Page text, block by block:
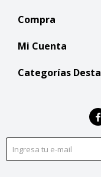
Compra
Mi Cuenta
Categorías
